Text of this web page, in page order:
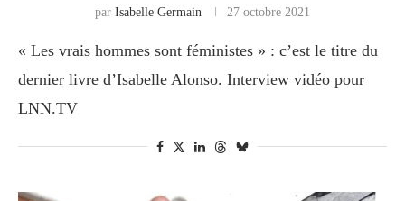
par Isabelle Germain 27 octobre 2021
« Les vrais hommes sont féministes » : c’est le titre du
dernier livre d’Isabelle Alonso. Interview vidéo pour
LNN.TV